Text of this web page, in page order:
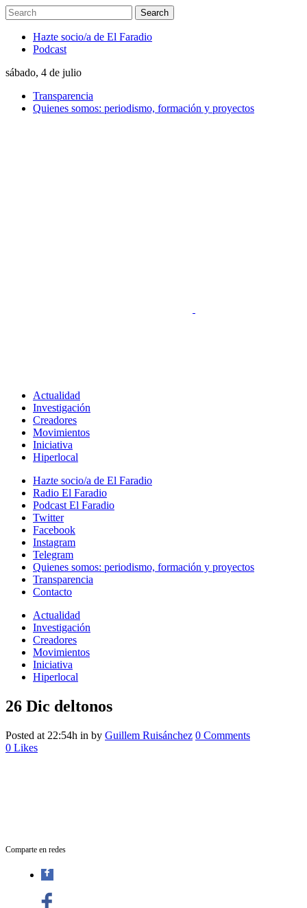
Hazte socio/a de El Faradio
Podcast
sábado, 4 de julio
Transparencia
Quienes somos: periodismo, formación y proyectos
Actualidad
Investigación
Creadores
Movimientos
Iniciativa
Hiperlocal
Hazte socio/a de El Faradio
Radio El Faradio
Podcast El Faradio
Twitter
Facebook
Instagram
Telegram
Quienes somos: periodismo, formación y proyectos
Transparencia
Contacto
Actualidad
Investigación
Creadores
Movimientos
Iniciativa
Hiperlocal
26 Dic deltonos
Posted at 22:54h in by Guillem Ruisánchez 0 Comments
0 Likes
Comparte en redes